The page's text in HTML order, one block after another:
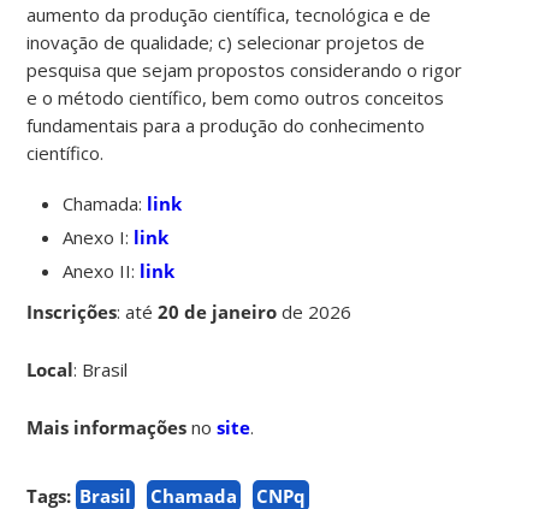
aumento da produção científica, tecnológica e de
inovação de qualidade; c) selecionar projetos de
pesquisa que sejam propostos considerando o rigor
e o método científico, bem como outros conceitos
fundamentais para a produção do conhecimento
científico.
Chamada: link
Anexo I: link
Anexo II: link
Inscrições: até20 de janeirode 2026
Local: Brasil
Mais informações nosite.
Tags: Brasil Chamada CNPq